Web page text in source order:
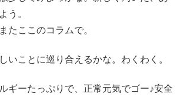
う。
たここのコラムで。
いことに巡り合えるかな。わくわく。
ギーたっぷりで、正常元気でゴー♪安全